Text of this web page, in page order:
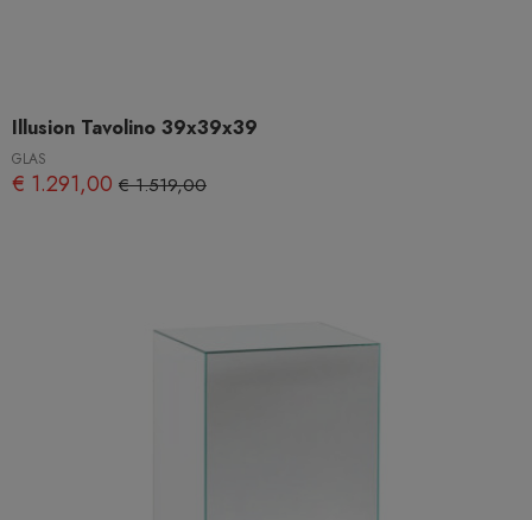
Illusion Tavolino 39x39x39
GLAS
€ 1.291,00 € 1.519,00